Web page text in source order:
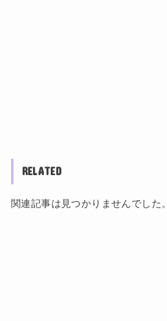
RELATED
関連記事は見つかりませんでした。